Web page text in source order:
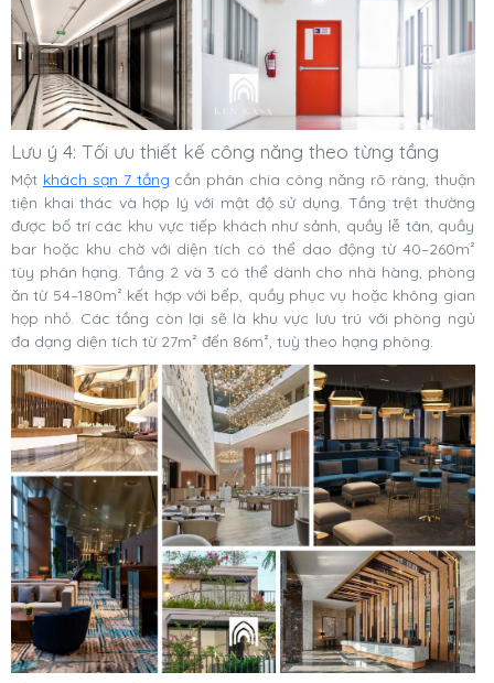
Lưu ý 4: Tối ưu thiết kế công năng theo từng tầng
Một khách sạn 7 tầng cần phân chia công năng rõ ràng, thuận
tiện khai thác và hợp lý với mật độ sử dụng. Tầng trệt thường
được bố trí các khu vực tiếp khách như sảnh, quầy lễ tân, quầy
bar hoặc khu chờ với diện tích có thể dao động từ 40–260m²
tùy phân hạng. Tầng 2 và 3 có thể dành cho nhà hàng, phòng
ăn từ 54–180m² kết hợp với bếp, quầy phục vụ hoặc không gian
họp nhỏ. Các tầng còn lại sẽ là khu vực lưu trú với phòng ngủ
đa dạng diện tích từ 27m² đến 86m², tuỳ theo hạng phòng.